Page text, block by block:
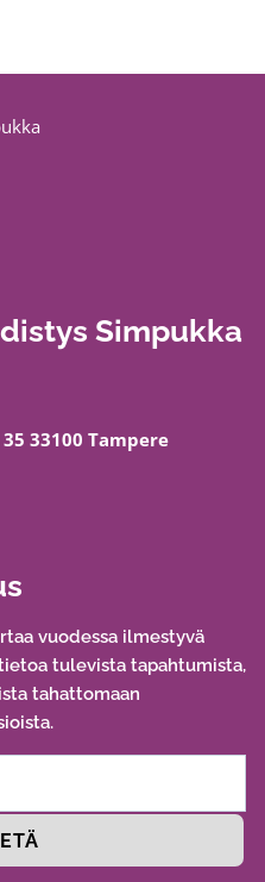
Simpukka
33100 Tampere
vuodessa ilmestyvä
tulevista tapahtumista,
tahattomaan